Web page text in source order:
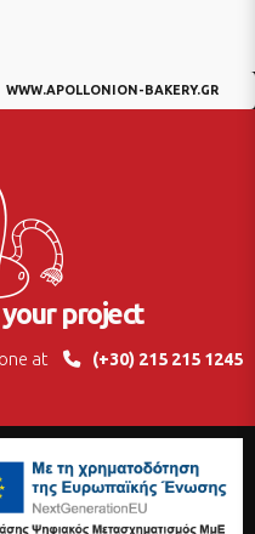
WWW.APOLLONION-BAKERY.GR
project
at (+30) 215 215 1245